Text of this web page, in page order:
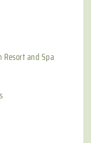
Resort and Spa